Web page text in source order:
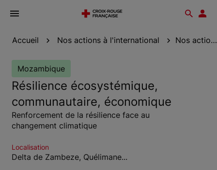
Ouvrir
Accueil Nos actions à l'international Nos actions au Mozambique
Mozambique
Résilience écosystémique,
communautaire, économique
Renforcement de la résilience face au
changement climatique
Localisation
Delta de Zambeze, Quélimane...